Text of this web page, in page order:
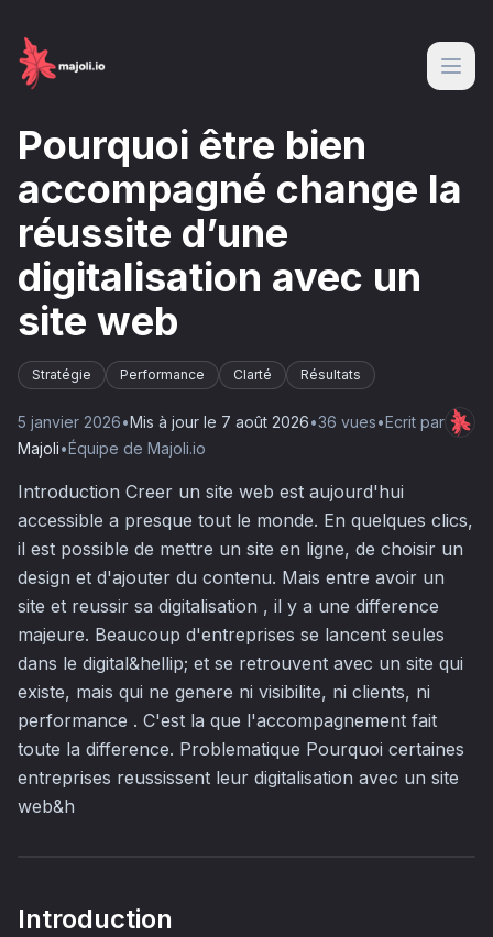
Pourquoi être bien
accompagné change la
réussite d’une
digitalisation avec un
site web
Stratégie Performance Clarté Résultats
5 janvier 2026•Mis à jour le 7 août 2026•36 vues•Ecrit par
Majoli•Équipe de Majoli.io
Introduction Creer un site web est aujourd'hui
accessible a presque tout le monde. En quelques clics,
il est possible de mettre un site en ligne, de choisir un
design et d'ajouter du contenu. Mais entre avoir un
site et reussir sa digitalisation , il y a une difference
majeure. Beaucoup d'entreprises se lancent seules
dans le digital&hellip; et se retrouvent avec un site qui
existe, mais qui ne genere ni visibilite, ni clients, ni
performance . C'est la que l'accompagnement fait
toute la difference. Problematique Pourquoi certaines
entreprises reussissent leur digitalisation avec un site
web&h
Introduction